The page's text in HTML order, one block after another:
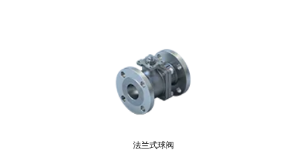
法兰式球阀